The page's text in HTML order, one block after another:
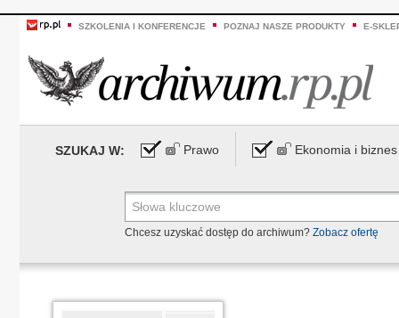
SZKOLENIA I KONFERENCJE POZNAJ NASZE PRODUKTY E-
SZUKAJ W: Prawo Ekonomia i biznes
Chcesz uzyskać dostęp do archiwum? Zobacz ofertę